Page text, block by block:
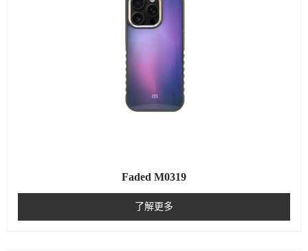
Faded M0319
了解更多